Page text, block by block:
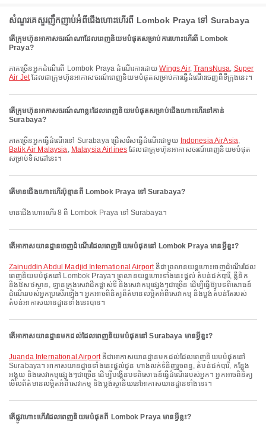
សំណួរគេសួរញឹកញាប់អំពីជើងហោះហើរពី Lombok Praya ទៅ Surabaya
តើក្រុមហ៊ុនអាកាសចរណ៍ណាដែលពេញនិយមបំផុតសម្រាប់ការហោះហើរពី Lombok
Praya?
ភាគច្រើនអ្នកដំណើរពី Lombok Praya ដំណើរការដោយWings Air,TransNusa, Super
Air Jetដែលជាក្រុមហ៊ុនអាកាសចរណ៍ពេញនិយមបំផុតសម្រាប់ការធ្វើដំណើរចេញពីទីក្រុងនេះ។
តើក្រុមហ៊ុនអាកាសចរណ៍ណាខ្លះដែលពេញនិយមបំផុតសម្រាប់ជើងហោះហើរទៅកាន់
Surabaya?
ភាគច្រើនអ្នកធ្វើដំណើរទៅ Surabaya ជ្រើសរើសធ្វើដំណើរជាមួយ Indonesia AirAsia,
Batik Air Malaysia, Malaysia Airlines ដែលជាក្រុមហ៊ុនអាកាសចរណ៍ពេញនិយមបំផុត
សម្រាប់ទិសដៅនេះ។
តើមានជើងហោះហើរប៉ុន្មានពី Lombok Praya ទៅ Surabaya?
មានជើងហោះហើរ 8 ពី Lombok Praya ទៅ Surabaya។
តើអាកាសយានដ្ឋានចេញដំណើរដែលពេញនិយមបំផុតនៅ Lombok Praya មានអ្វីខ្លះ?
Zainuddin Abdul Madjid International Airportគឺជាព្រលានយន្តហោះចេញដំណើរដែល
ពេញនិយមបំផុតនៅ Lombok Praya។ ព្រលានយន្តហោះទាំងនេះផ្តល់ តំបន់ជក់បារី, គ្លីនិក
និងឱសថស្ថាន, ឡានក្រុងសេវាដឹកផ្លាស់ទី និងសេវាកម្មផ្សេងៗជាច្រើន ដើម្បីធ្វើឱ្យបទពិសោធន៍
ដំណើររបស់អ្នកប្រសើរឡើង។ អ្នកអាចពិនិត្យព័ត៌មានលម្អិតអំពីសេវាកម្ម និងប្លង់តំបន់តែរបស់
តំបន់អាកាសយានដ្ឋានទាំងនេះបាន។
តើអាកាសយានដ្ឋានមកដល់ដែលពេញនិយមបំផុតនៅ Surabaya មានអ្វីខ្លះ?
Juanda International Airportគឺជាអាកាសយានដ្ឋានមកដល់ដែលពេញនិយមបំផុតនៅ
Surabaya។ អាកាសយានដ្ឋានទាំងនេះផ្តល់ជូន ហាងលក់ទំនិញរួចពន្ធ, តំបន់ជក់បារី, កន្លែង
អង្គុយ និងសេវាកម្មផ្សេងៗជាច្រើន ដើម្បីបង្កើនបទពិសោធន៍ធ្វើដំណើររបស់អ្នក។ អ្នកអាចពិនិត្យ
មើលព័ត៌មានលម្អិតអំពីសេវាកម្ម និងប្លង់ស្ថានីយនៅអាកាសយានដ្ឋានទាំងនេះ។
តើផ្លូវហោះហើរដែលពេញនិយមបំផុតពី Lombok Praya មានអ្វីខ្លះ?